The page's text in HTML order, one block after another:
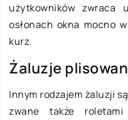
użytkowników
osłonach okna mocno
kurz.
Żaluzje
Innym rodzajem żaluzji
zwane także